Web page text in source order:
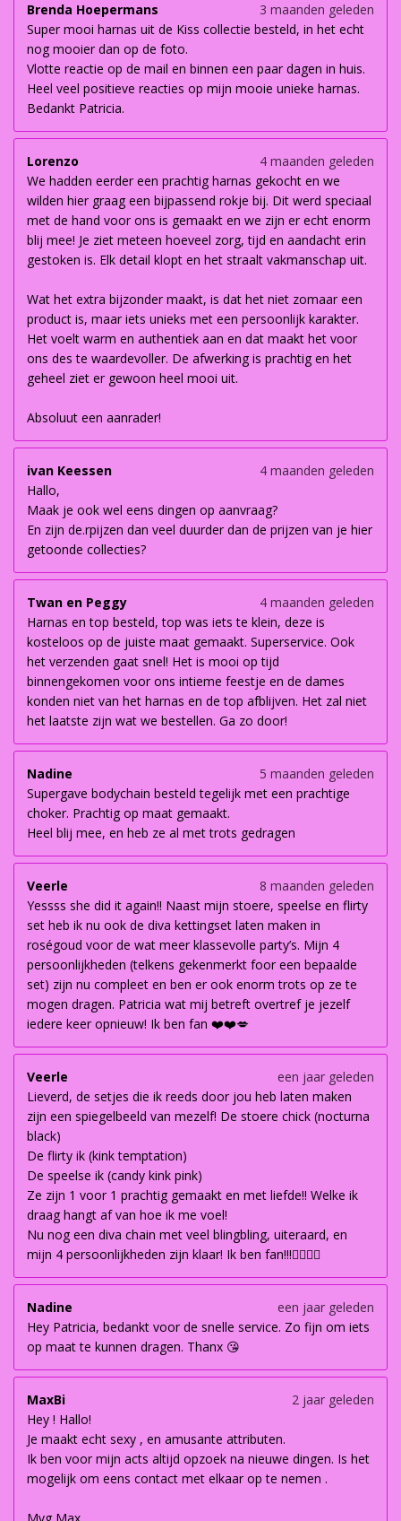
Brenda Hoepermans
3 maanden geleden
Super mooi harnas uit de Kiss collectie besteld, in het echt
nog mooier dan op de foto.
Vlotte reactie op de mail en binnen een paar dagen in huis.
Heel veel positieve reacties op mijn mooie unieke harnas.
Bedankt Patricia.
Lorenzo
4 maanden geleden
We hadden eerder een prachtig harnas gekocht en we
wilden hier graag een bijpassend rokje bij. Dit werd speciaal
met de hand voor ons is gemaakt en we zijn er echt enorm
blij mee! Je ziet meteen hoeveel zorg, tijd en aandacht erin
gestoken is. Elk detail klopt en het straalt vakmanschap uit.
Wat het extra bijzonder maakt, is dat het niet zomaar een
product is, maar iets unieks met een persoonlijk karakter.
Het voelt warm en authentiek aan en dat maakt het voor
ons des te waardevoller. De afwerking is prachtig en het
geheel ziet er gewoon heel mooi uit.
Absoluut een aanrader!
ivan Keessen
4 maanden geleden
Hallo,
Maak je ook wel eens dingen op aanvraag?
En zijn de.rpijzen dan veel duurder dan de prijzen van je hier
getoonde collecties?
Twan en Peggy
4 maanden geleden
Harnas en top besteld, top was iets te klein, deze is
kosteloos op de juiste maat gemaakt. Superservice. Ook
het verzenden gaat snel! Het is mooi op tijd
binnengekomen voor ons intieme feestje en de dames
konden niet van het harnas en de top afblijven. Het zal niet
het laatste zijn wat we bestellen. Ga zo door!
Nadine
5 maanden geleden
Supergave bodychain besteld tegelijk met een prachtige
choker. Prachtig op maat gemaakt.
Heel blij mee, en heb ze al met trots gedragen
Veerle
8 maanden geleden
Yessss she did it again!! Naast mijn stoere, speelse en flirty
set heb ik nu ook de diva kettingset laten maken in
roségoud voor de wat meer klassevolle party’s. Mijn 4
persoonlijkheden (telkens gekenmerkt foor een bepaalde
set) zijn nu compleet en ben er ook enorm trots op ze te
mogen dragen. Patricia wat mij betreft overtref je jezelf
iedere keer opnieuw! Ik ben fan ❤️❤️💋
Veerle
een jaar geleden
Lieverd, de setjes die ik reeds door jou heb laten maken
zijn een spiegelbeeld van mezelf! De stoere chick (nocturna
black)
De flirty ik (kink temptation)
De speelse ik (candy kink pink)
Ze zijn 1 voor 1 prachtig gemaakt en met liefde!! Welke ik
draag hangt af van hoe ik me voel!
Nu nog een diva chain met veel blingbling, uiteraard, en
mijn 4 persoonlijkheden zijn klaar! Ik ben fan!!!👌🏽👌🏽
Nadine
een jaar geleden
Hey Patricia, bedankt voor de snelle service. Zo fijn om iets
op maat te kunnen dragen. Thanx 😘
MaxBi
2 jaar geleden
Hey ! Hallo!
Je maakt echt sexy , en amusante attributen.
Ik ben voor mijn acts altijd opzoek na nieuwe dingen. Is het
mogelijk om eens contact met elkaar op te nemen .